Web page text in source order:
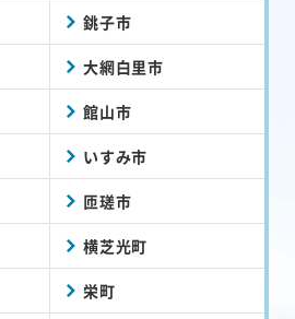
銚子市
大網白里市
館山市
いすみ市
匝瑳市
横芝光町
栄町